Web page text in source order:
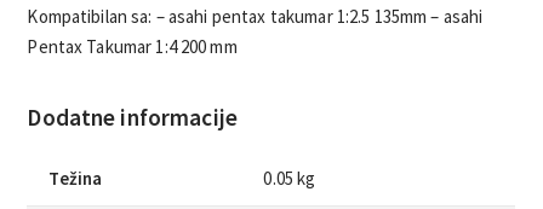
Kompatibilan sa: – asahi pentax takumar 1:2.5 135mm – asahi
Pentax Takumar 1:4 200 mm
Dodatne informacije
Težina 0.05 kg